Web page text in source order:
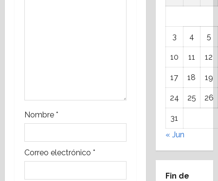
a
d
a
s
Nombre *
Correo electrónico *
3 4 5
10 11 12
17 18 19
24 25 26
31
« Jun
Fin de